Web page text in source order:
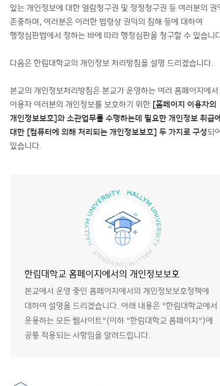
있는 개인정보에 대한 열람청구권 및 정정청구권 등 여러분의 권
존중하며, 여러분은 이러한 법령상 권익의 침해 등에 대하여
행정심판법에서 정하는 바에 따라 행정심판을 청구할 수 있습니
다음은 한림대학교의 개인정보 처리방침을 설명 드리겠습니다.
본교의 개인정보처리방침은 본교가 운영하는 여러 홈페이지에서
이용자 여러분의 개인정보를 보호하기 위한 [홈페이지 이용자의
개인정보보호]와 소관업무를 수행하는데 필요한 개인정보 취급
대한 [컴퓨터에 의해 처리되는 개인정보보호] 두 가지로 구성되
있습니다.
한림대학교 홈페이지에서의 개인정보보호
본교에서 운영 중인 홈페이지에서의 개인정보보호정책에
대하여 설명을 드리겠습니다. 아래 내용은 "한림대학교에서
운용하는 모든 웹사이트"(이하 "한림대학교 홈페이지")에
공통 적용되는 사항임을 알려드립니다.